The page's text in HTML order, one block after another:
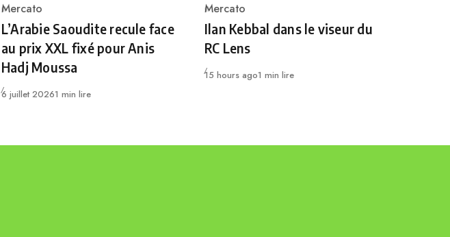
Category
Mercato
L’Arabie Saoudite recule face
au prix XXL fixé pour Anis
Hadj Moussa
Publié
6 juillet 20261 min lire
Category
Mercato
Ilan Kebbal dans le viseur du
RC Lens
Publié
15 hours ago1 min lire